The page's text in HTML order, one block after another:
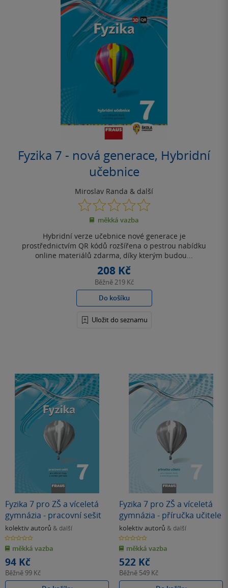
Fyzika 7 - nová generace, Hybridní
učebnice
Miroslav Randa & další
0.0
z
5
měkká vazba
Hybridní verze učebnice nové generace je
prostřednictvím QR kódů rozšířena o pestrou nabídku
online materiálů zdarma, díky kterým budou...
208 Kč
Běžně219 Kč
Do košíku
Uložit do seznamu
Fyzika 7 pro ZŠ a víceletá
gymnázia - pracovní sešit
kolektiv autorů & další
0.0
z
5
hvězdiček
měkká vazba
94 Kč
Běžně 99 Kč
Fyzika 7 pro ZŠ a víceletá
gymnázia - příručka učitele
kolektiv autorů & další
0.0
z
5
hvězdiček
měkká vazba
522 Kč
Běžně 549 Kč